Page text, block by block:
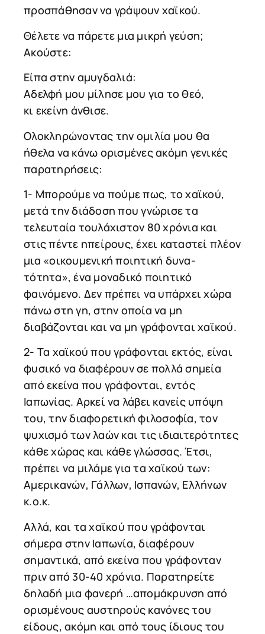
προσπάθησαν να γράψουν χαϊκού.
Θέλετε να πάρετε μια μικρή γεύση;
Ακούστε:
Είπα στην αμυγδαλιά:
Αδελφή μου μίλησε μου για το θεό,
κι εκείνη άνθισε.
Ολοκληρώνοντας την ομιλία μου θα
ήθελα να κάνω ορισμένες ακόμη γενικές
παρατηρήσεις:
1- Μπορούμε να πούμε πως, το χαϊκού,
μετά την διάδοση που γνώρισε τα
τελευταία τουλάχιστον 80 χρόνια και
στις πέντε ηπείρους, έχει καταστεί πλέον
μια «οικουμενική ποιητική δυνα-
τότητα», ένα μοναδικό ποιητικό
φαινόμενο. Δεν πρέπει να υπάρχει χώρα
πάνω στη γη, στην οποία να μη
διαβάζονται και να μη γράφονται χαϊκού.
2- Τα χαϊκού που γράφονται εκτός, είναι
φυσικό να διαφέρουν σε πολλά σημεία
από εκείνα που γράφονται, εντός
Ιαπωνίας. Αρκεί να λάβει κανείς υπόψη
του, την διαφορετική φιλοσοφία, τον
ψυχισμό των λαών και τις ιδιαιτερότητες
κάθε χώρας και κάθε γλώσσας. Έτσι,
πρέπει να μιλάμε για τα χαϊκού των:
Αμερικανών, Γάλλων, Ισπανών, Ελλήνων
κ.ο.κ.
Αλλά, και τα χαϊκού που γράφονται
σήμερα στην Ιαπωνία, διαφέρουν
σημαντικά, από εκείνα που γράφονταν
πριν από 30-40 χρόνια. Παρατηρείτε
δηλαδή μια φανερή …απομάκρυνση από
ορισμένους αυστηρούς κανόνες του
είδους, ακόμη και από τους ίδιους του